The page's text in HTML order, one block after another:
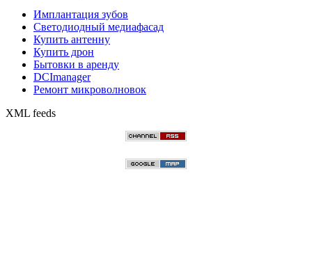
Имплантация зубов
Светодиодный медиафасад
Купить антенну
Купить дрон
Бытовки в аренду
DCImanager
Ремонт микроволновок
XML feeds